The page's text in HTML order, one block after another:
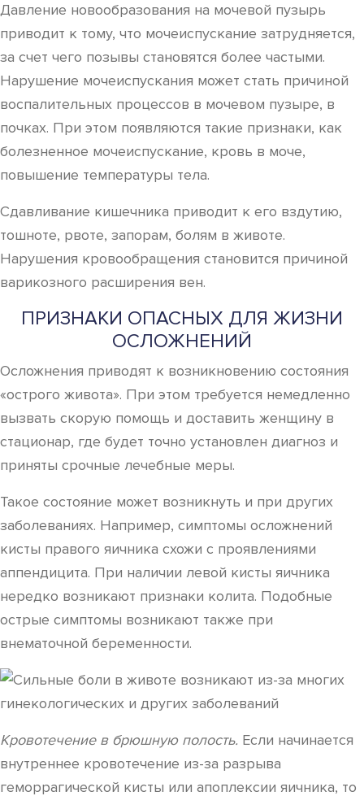
Давление новообразования на мочевой пузырь
приводит к тому, что мочеиспускание затрудняется,
за счет чего позывы становятся более частыми.
Нарушение мочеиспускания может стать причиной
воспалительных процессов в мочевом пузыре, в
почках. При этом появляются такие признаки, как
болезненное мочеиспускание, кровь в моче,
повышение температуры тела.
Сдавливание кишечника приводит к его вздутию,
тошноте, рвоте, запорам, болям в животе.
Нарушения кровообращения становится причиной
варикозного расширения вен.
ПРИЗНАКИ ОПАСНЫХ ДЛЯ ЖИЗНИ
ОСЛОЖНЕНИЙ
Осложнения приводят к возникновению состояния
«острого живота». При этом требуется немедленно
вызвать скорую помощь и доставить женщину в
стационар, где будет точно установлен диагноз и
приняты срочные лечебные меры.
Такое состояние может возникнуть и при других
заболеваниях. Например, симптомы осложнений
кисты правого яичника схожи с проявлениями
аппендицита. При наличии левой кисты яичника
нередко возникают признаки колита. Подобные
острые симптомы возникают также при
внематочной беременности.
Кровотечение в брюшную полость. Если начинается
внутреннее кровотечение из-за разрыва
геморрагической кисты или апоплексии яичника, то